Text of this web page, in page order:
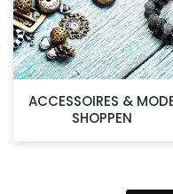
ACCESSOIRES &
SHOPPEN